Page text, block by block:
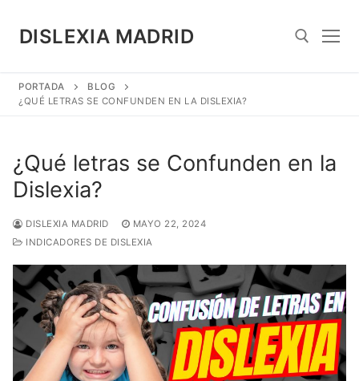
contenido
DISLEXIA MADRID
Search for:
PORTADA
BLOG
¿QUÉ LETRAS SE CONFUNDEN EN LA DISLEXIA?
¿Qué letras se Confunden en la
Dislexia?
DISLEXIA MADRID
MAYO 22, 2024
INDICADORES DE DISLEXIA